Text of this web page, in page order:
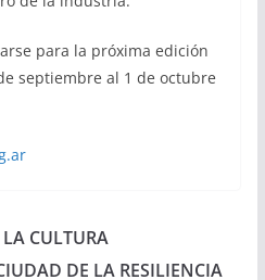
para la próxima edición
septiembre al 1 de octubre
CULTURA
DE LA RESILIENCIA